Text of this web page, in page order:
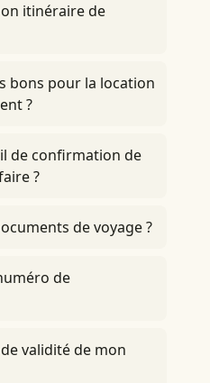
itinéraire de
bons pour la location
?
de confirmation de
?
de voyage ?
de
validité de mon